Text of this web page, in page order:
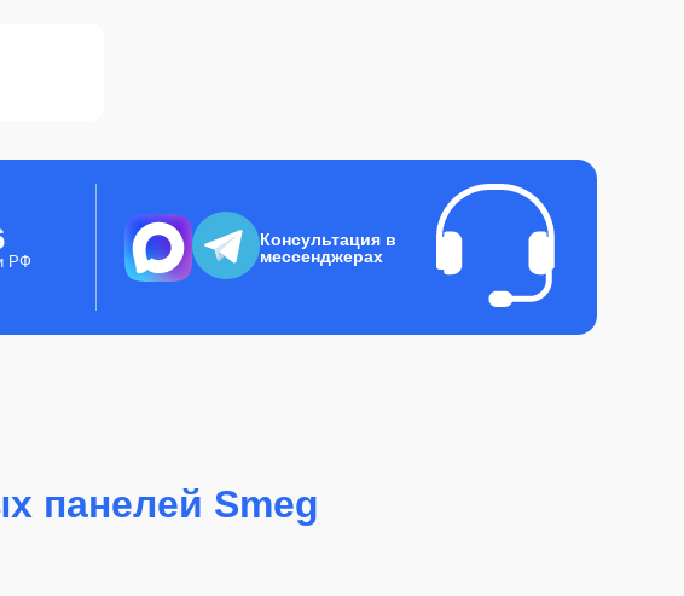
РФ
Консультация в
мессенджерах
панелей Smeg